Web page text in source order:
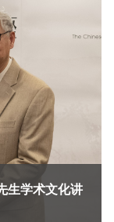
生学术文化讲